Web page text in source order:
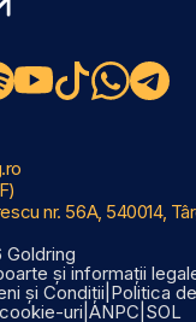
nr. 56A, 540014,
și informații
și Condiții Politica
uri ANPC SOL